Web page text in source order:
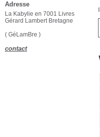
Adresse
La Kabylie en 7001 Livres
Gérard Lambert Bretagne
( GéLamBre )
contact